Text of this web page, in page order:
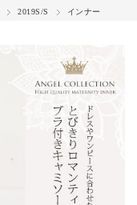
2019S/S インナー